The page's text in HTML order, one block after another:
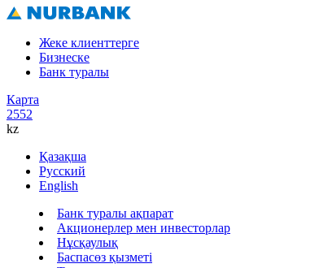
Жеке клиенттерге
Бизнеске
Банк туралы
Карта
2552
kz
Қазақша
Русский
English
Банк туралы ақпарат
Акционерлер мен инвесторлар
Нұсқаулық
Баспасөз қызметі